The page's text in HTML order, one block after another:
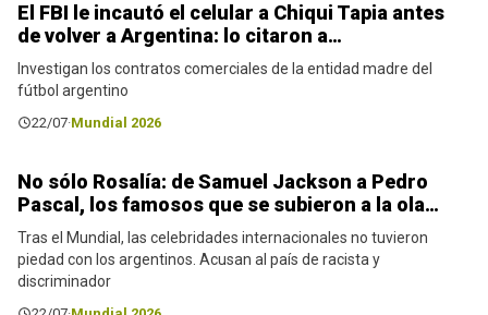
Noticias
El FBI le incautó el celular a Chiqui Tapia antes
de volver a Argentina: lo citaron a…
Investigan los contratos comerciales de la entidad madre del
fútbol argentino
22/07·Mundial 2026
Noticias
No sólo Rosalía: de Samuel Jackson a Pedro
Pascal, los famosos que se subieron a la ola…
Tras el Mundial, las celebridades internacionales no tuvieron
piedad con los argentinos. Acusan al país de racista y
discriminador